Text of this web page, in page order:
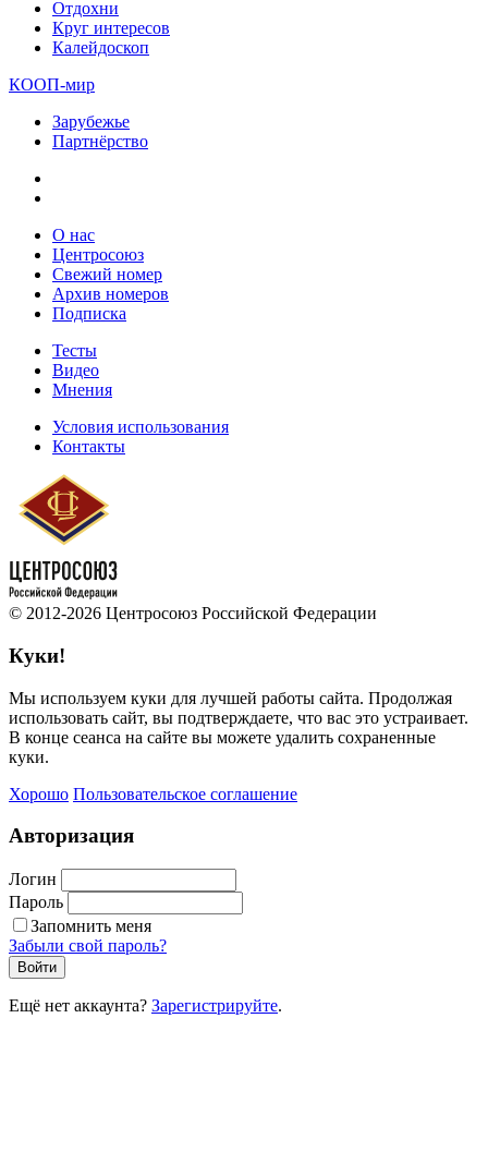
Отдохни
Круг интересов
Калейдоскоп
КООП-мир
Зарубежье
Партнёрство
О нас
Центросоюз
Свежий номер
Архив номеров
Подписка
Тесты
Видео
Мнения
Условия использования
Контакты
© 2012-2026 Центросоюз Российской Федерации
Куки!
Мы используем куки для лучшей работы сайта. Продолжая
использовать сайт, вы подтверждаете, что вас это устраивает.
В конце сеанса на сайте вы можете удалить сохраненные
куки.
Хорошо Пользовательское соглашение
Авторизация
Логин
Пароль
Запомнить меня
Забыли свой пароль?
Войти
Ещё нет аккаунта? Зарегистрируйте.